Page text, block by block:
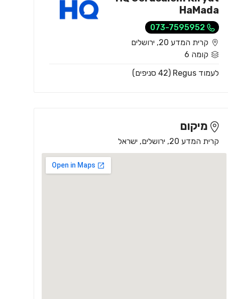
HaMada
073-7595952
קרית המדע 20, ירושלים
קומה 6
לעמוד Regus (42 סניפים)
מיקום
קרית המדע 20, ירושלים, ישראל